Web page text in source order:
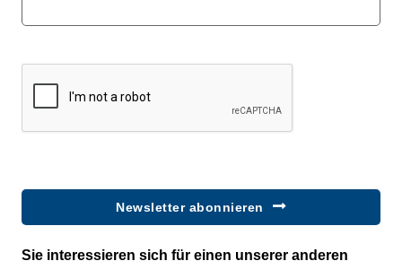
Newsletter abonnieren
Sie interessieren sich für einen unserer anderen